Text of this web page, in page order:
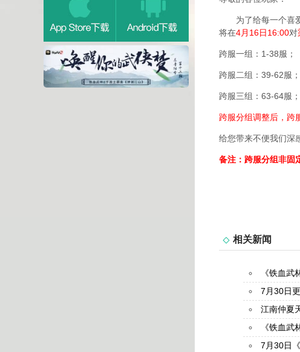
为了给每一个喜爱
将在4月16日16:00对
跨服一组：1-38服；
跨服二组：39-62服；
跨服三组：63-64服；
跨服分组调整后，跨
给您带来不便我们深
备注：跨服分组非固
相关新闻
《铁血
7月30日
江南仲夏
《铁血武
7月30日